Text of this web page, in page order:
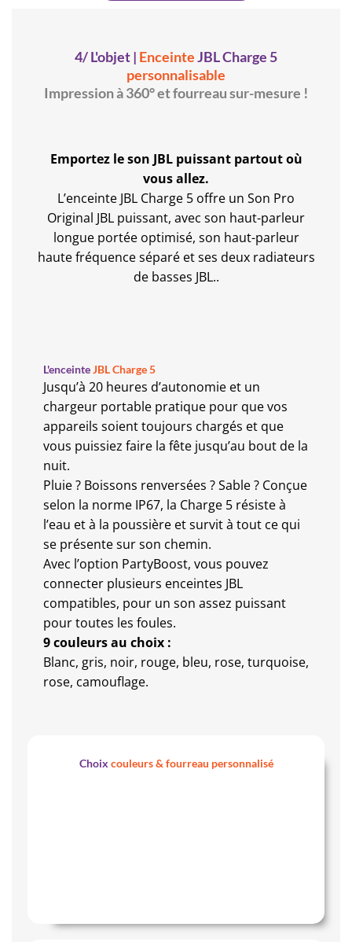
4/ L'objet | EnceinteJBL Charge 5
personnalisable
Impression à 360° et fourreau sur-mesure !
Emportez le son JBL puissant partout où
vous allez.
L’enceinte JBL Charge 5 offre un Son Pro
Original JBL puissant, avec son haut-parleur
longue portée optimisé, son haut-parleur
haute fréquence séparé et ses deux radiateurs
de basses JBL..
L'enceinteJBL Charge 5
Jusqu’à 20 heures d’autonomie et un
chargeur portable pratique pour que vos
appareils soient toujours chargés et que
vous puissiez faire la fête jusqu’au bout de la
nuit.
Pluie ? Boissons renversées ? Sable ? Conçue
selon la norme IP67, la Charge 5 résiste à
l’eau et à la poussière et survit à tout ce qui
se présente sur son chemin.
Avec l’option PartyBoost, vous pouvez
connecter plusieurs enceintes JBL
compatibles, pour un son assez puissant
pour toutes les foules.
9 couleurs au choix :
Blanc, gris, noir, rouge, bleu, rose, turquoise,
rose, camouflage.
Choix couleurs & fourreau personnalisé